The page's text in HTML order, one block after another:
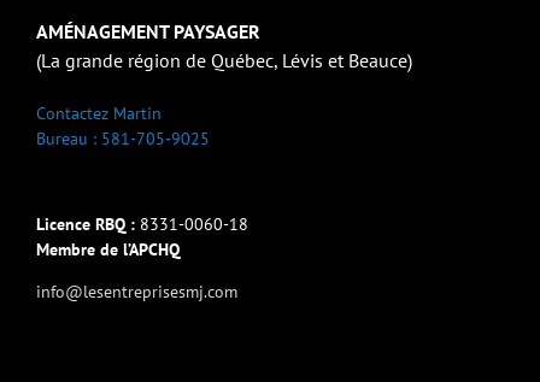
AMÉNAGEMENT PAYSAGER
(La grande région de Québec, Lévis et Beauce)
Contactez Martin
Bureau : 581-705-9025
Licence RBQ : 8331-0060-18
Membre de l’APCHQ
info@lesentreprisesmj.com